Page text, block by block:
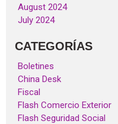
August 2024
July 2024
CATEGORÍAS
Boletines
China Desk
Fiscal
Flash Comercio Exterior
Flash Seguridad Social